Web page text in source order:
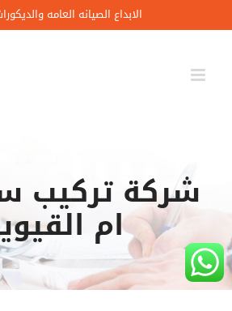
to
content
الابداع الصيانه العامه
شركة تركيب
ام